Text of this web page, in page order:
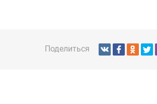
Поделиться